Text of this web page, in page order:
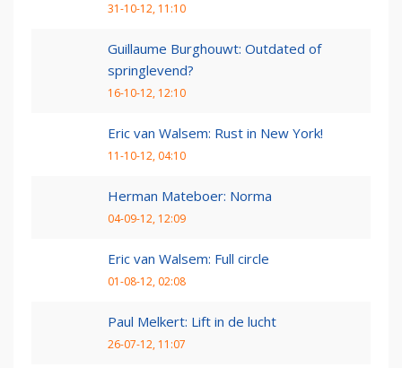
31-10-12, 11:10
Guillaume Burghouwt: Outdated of
springlevend?
16-10-12, 12:10
Eric van Walsem: Rust in New York!
11-10-12, 04:10
Herman Mateboer: Norma
04-09-12, 12:09
Eric van Walsem: Full circle
01-08-12, 02:08
Paul Melkert: Lift in de lucht
26-07-12, 11:07